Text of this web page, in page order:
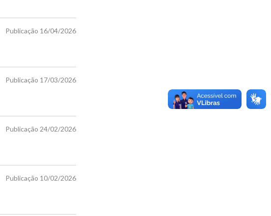
Publicação 16/04/2026
Publicação 17/03/2026
Publicação 24/02/2026
Publicação 10/02/2026